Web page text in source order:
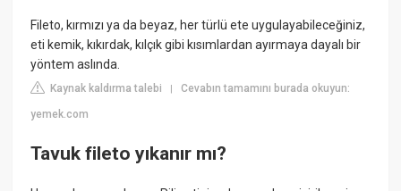
Fileto, kırmızı ya da beyaz, her türlü ete uygulayabileceğiniz,
eti kemik, kıkırdak, kılçık gibi kısımlardan ayırmaya dayalı bir
yöntem aslında.
Kaynak kaldırma talebi |Cevabın tamamını burada okuyun:
yemek.com
Tavuk fileto yıkanır mı?